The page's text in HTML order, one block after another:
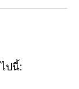
ปนี้: